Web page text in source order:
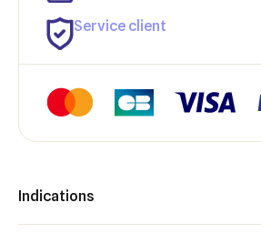
Service client
Indications